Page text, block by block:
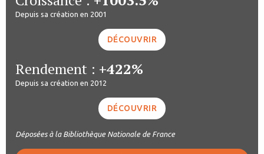
Depuis sa création en 2001
DÉCOUVRIR
Rendement : +422%
Depuis sa création en 2012
DÉCOUVRIR
Déposées à la Bibliothèque Nationale de France